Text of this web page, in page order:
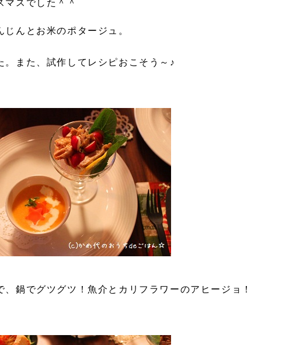
スでした＾＾
んとお米のポタージュ。
また、試作してレシピおこそう～♪
鍋でグツグツ！魚介とカリフラワーのアヒージョ！